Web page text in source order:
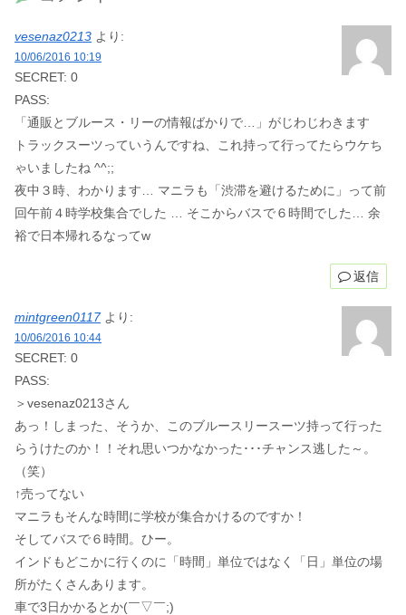
vesenaz0213 より:
10/06/2016 10:19
SECRET: 0
PASS:
「通販とブルース・リーの情報ばかりで…」がじわじわきます
トラックスーツっていうんですね、これ持って行ってたらウケち
ゃいましたね ^^;;
夜中３時、わかります… マニラも「渋滞を避けるために」って前
回午前４時学校集合でした … そこからバスで６時間でした… 余
裕で日本帰れるなってw
返信
mintgreen0117 より:
10/06/2016 10:44
SECRET: 0
PASS:
＞vesenaz0213さん
あっ！しまった、そうか、このブルースリースーツ持って行った
らうけたのか！！それ思いつかなかった･･･チャンス逃した～。
（笑）
↑売ってない
マニラもそんな時間に学校が集合かけるのですか！
そしてバスで６時間。ひー。
インドもどこかに行くのに「時間」単位ではなく「日」単位の場
所がたくさんあります。
車で3日かかるとか(￣▽￣;)